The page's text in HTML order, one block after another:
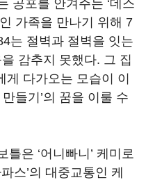
공포를 안겨주는 ‘데스
가족을 만나기 위해 7
는 절벽과 절벽을 잇는
감추지 못했다. 그 집
게 다가오는 모습이 이
들기 ’의 꿈을 이룰 수
틀은 ‘어니빠니 ’ 케미로
스’의 대중교통인 케